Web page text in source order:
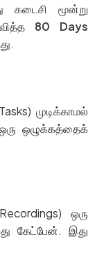
கடைசி மூன்று
80 Days
முடிக்காமல்
ஒழுக்கத்தைக்
ஒரு
கேட்பேன். இது